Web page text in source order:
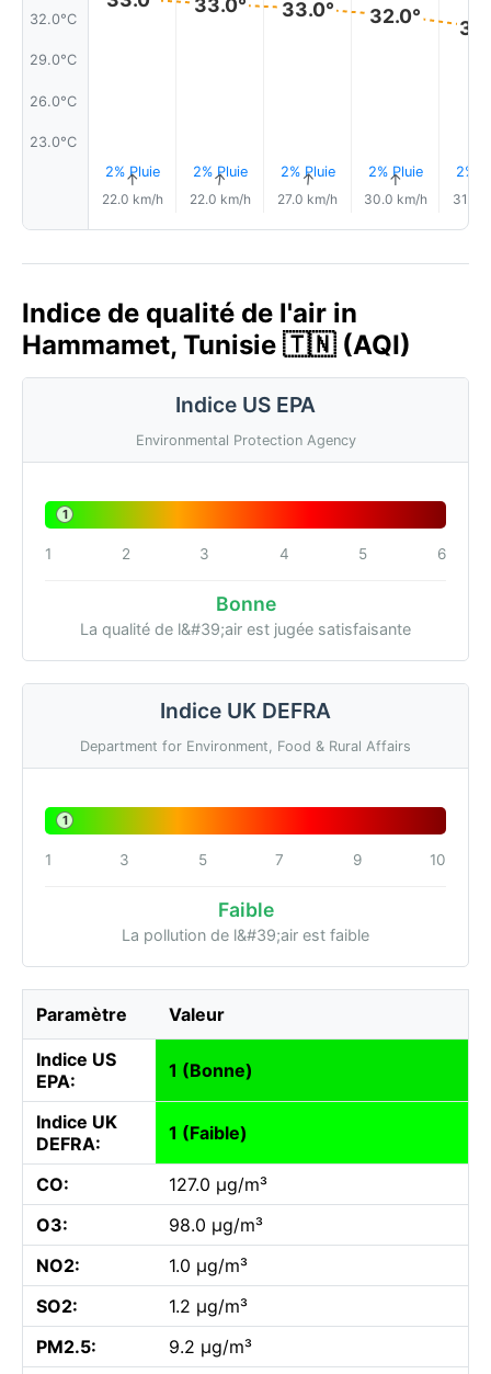
32.0°C
29.0°C
26.0°C
23.0°C
2% Pluie
↑
22.0 km/h
2% Pluie
↑
22.0 km/h
33.0°
2% Pluie
↑
27.0 km/h
32.0°
2% Pluie
↑
30.0 km/h
2%
31.0
Indice de qualité de l'air in
Hammamet, Tunisie 🇹🇳 (AQI)
Indice US EPA
Environmental Protection Agency
1
1 2 3 4 5 6
Bonne
La qualité de l&#39;air est jugée satisfaisante
Indice UK DEFRA
Department for Environment, Food & Rural Affairs
1
1 3 5 7 9 10
Faible
La pollution de l&#39;air est faible
Paramètre Valeur
Indice US
EPA:
1 (Bonne)
Indice UK
DEFRA:
1 (Faible)
CO:
127.0 µg/m³
O3:
98.0 µg/m³
NO2:
1.0 µg/m³
SO2:
1.2 µg/m³
PM2.5:
9.2 µg/m³